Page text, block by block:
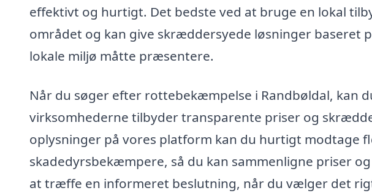
effektivt og hurtigt. Det bedste ved at bruge en lokal
området og kan give skræddersyede løsninger baseret
lokale miljø måtte præsentere.
Når du søger efter rottebekæmpelse i Randbøldal, kan
virksomhederne tilbyder transparente priser og
oplysninger på vores platform kan du hurtigt modtage
skadedyrsbekæmpere, så du kan sammenligne priser
at træffe en informeret beslutning, når du vælger det